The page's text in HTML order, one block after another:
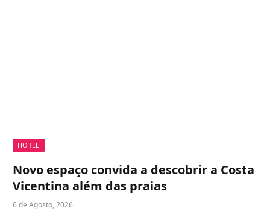
HOTEL
Novo espaço convida a descobrir a Costa
Vicentina além das praias
6 de Agosto, 2026